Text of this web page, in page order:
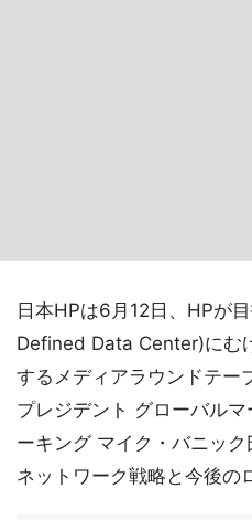
日本HPは6月12日、HPが
Defined Data Center)にむ
するメディアラウンドテー
プレジデント グローバル
ーキング マイク・バニック
ネットワーク戦略と今後の